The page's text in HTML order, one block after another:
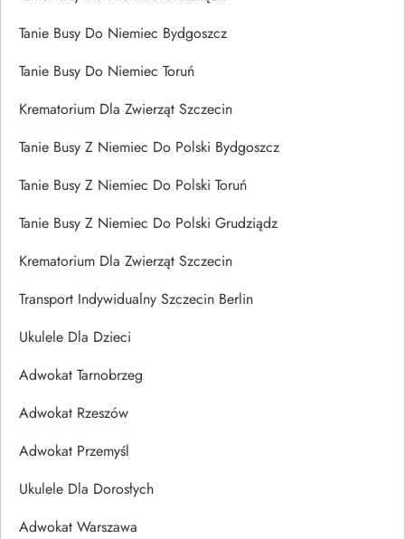
Tanie Busy Do Niemiec Bydgoszcz
Tanie Busy Do Niemiec Toruń
Krematorium Dla Zwierząt Szczecin
Tanie Busy Z Niemiec Do Polski Bydgoszcz
Tanie Busy Z Niemiec Do Polski Toruń
Tanie Busy Z Niemiec Do Polski Grudziądz
Krematorium Dla Zwierząt Szczecin
Transport Indywidualny Szczecin Berlin
Ukulele Dla Dzieci
Adwokat Tarnobrzeg
Adwokat Rzeszów
Adwokat Przemyśl
Ukulele Dla Dorosłych
Adwokat Warszawa